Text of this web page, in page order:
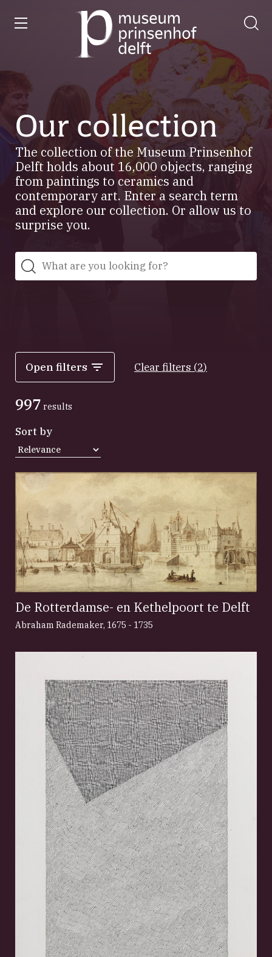
Go
our
home
Our collection
The collection of the Museum Prinsenhof
Delft holds about 16,000 objects, ranging
from paintings to ceramics and
contemporary art. Enter a search term
and explore our collection. Or allow us to
surprise you.
Search
Open filters Clear filters (2)
997 results
Sort by
De Rotterdamse- en Kethelpoort te Delft
Abraham Rademaker, 1675 - 1735